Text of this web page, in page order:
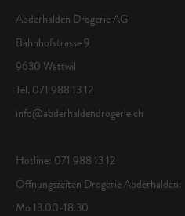
Abderhalden Drogerie AG
Bahnhofstrasse 9
9630 Wattwil
Tel. 071 988 13 12
info@abderhaldendrogerie.ch
Hotline: 071 988 13 12
Öffnungszeiten Drogerie Abderhalden:
Mo 13.00-18.30